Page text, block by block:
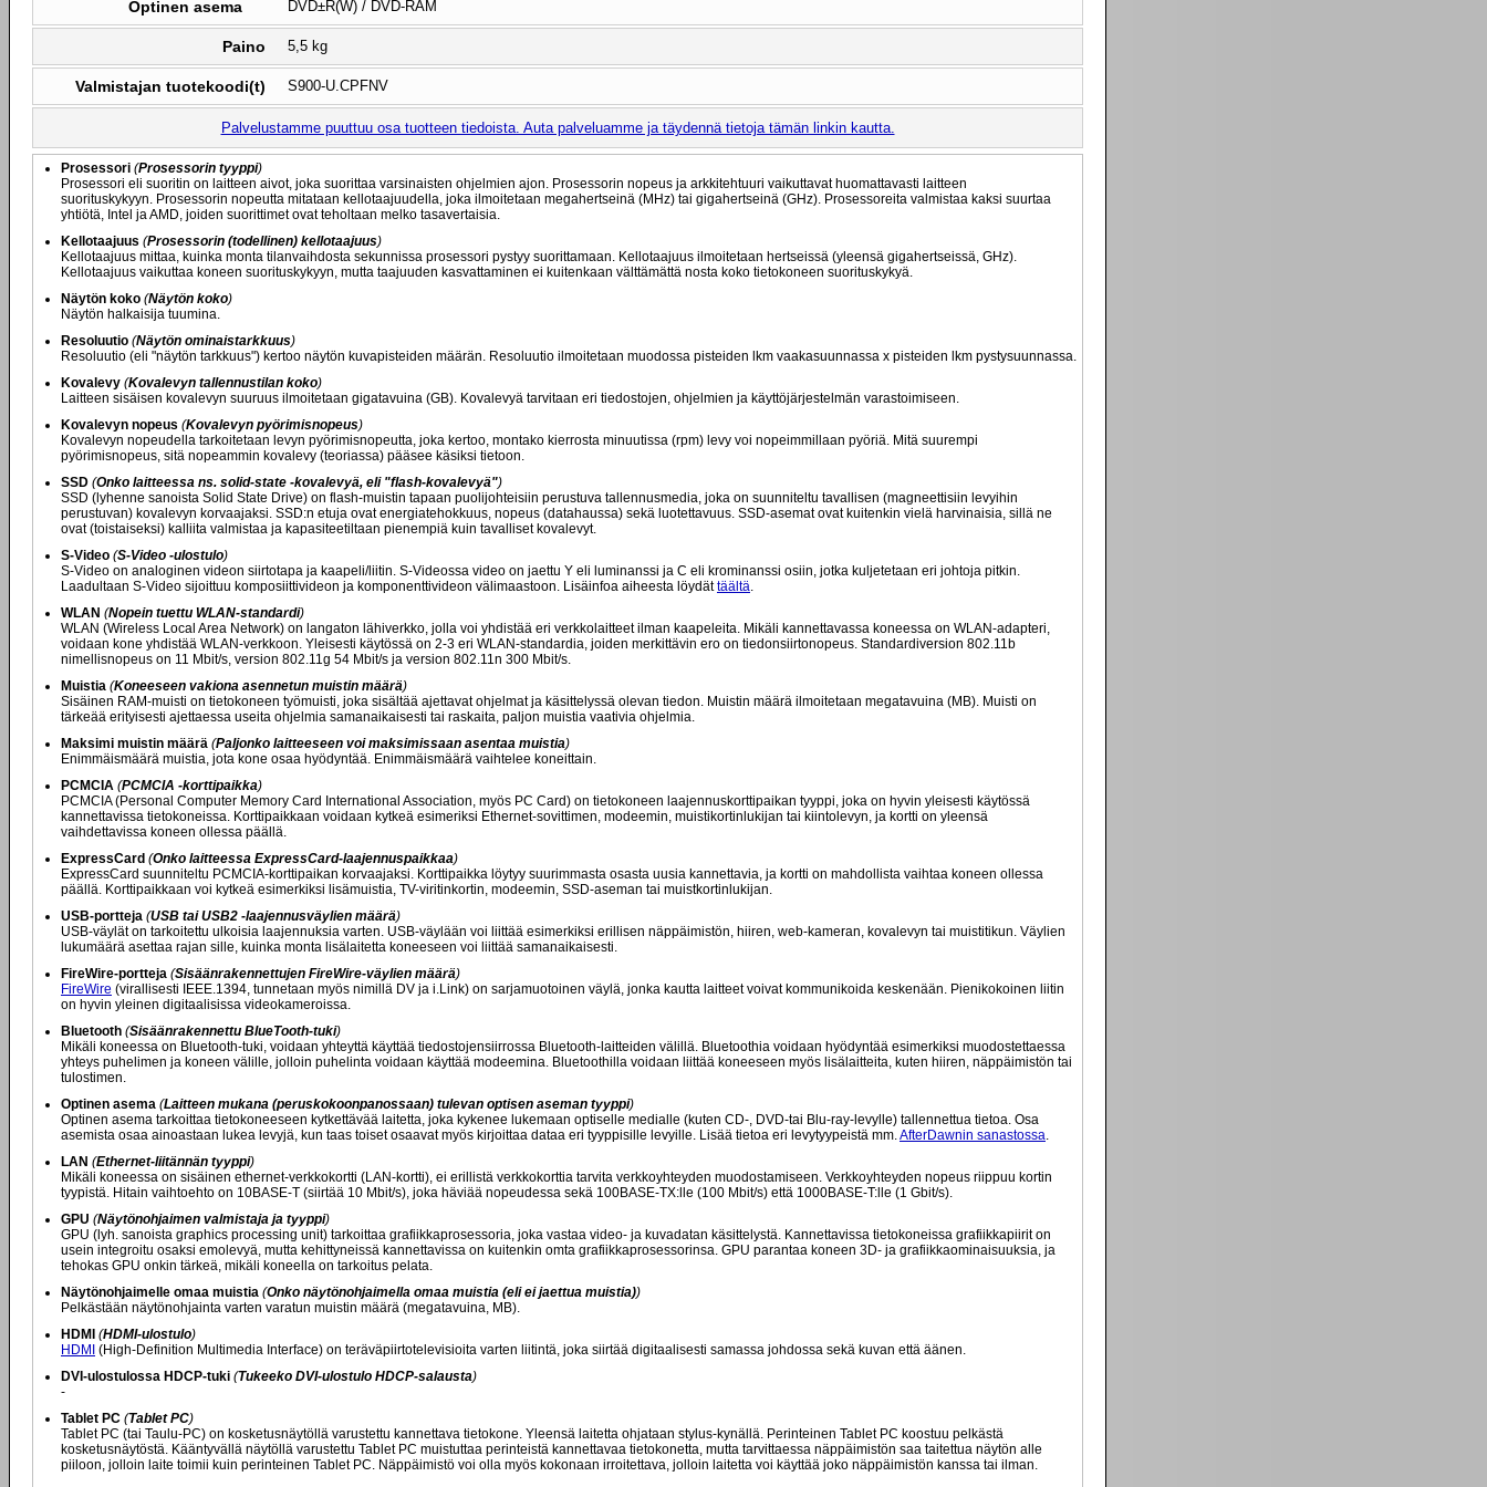
Optinen asema DVD±R(W) / DVD-RAM
Paino 5,5 kg
Valmistajan tuotekoodi(t) S900-U.CPFNV
Palvelustamme puuttuu osa tuotteen tiedoista. Auta palveluamme ja täydennä tietoja tämän linkin kautta.
Prosessori (Prosessorin tyyppi)
Prosessori eli suoritin on laitteen aivot, joka suorittaa varsinaisten ohjelmien ajon. Prosessorin nopeus ja arkkitehtuuri vaikuttavat huomattavasti laitteen
suorituskykyyn. Prosessorin nopeutta mitataan kellotaajuudella, joka ilmoitetaan megahertseinä (MHz) tai gigahertseinä (GHz). Prosessoreita valmistaa kaksi suurtaa
yhtiötä, Intel ja AMD, joiden suorittimet ovat teholtaan melko tasavertaisia.
Kellotaajuus (Prosessorin (todellinen) kellotaajuus)
Kellotaajuus mittaa, kuinka monta tilanvaihdosta sekunnissa prosessori pystyy suorittamaan. Kellotaajuus ilmoitetaan hertseissä (yleensä gigahertseissä, GHz).
Kellotaajuus vaikuttaa koneen suorituskykyyn, mutta taajuuden kasvattaminen ei kuitenkaan välttämättä nosta koko tietokoneen suorituskykyä.
Näytön koko (Näytön koko)
Näytön halkaisija tuumina.
Resoluutio (Näytön ominaistarkkuus)
Resoluutio (eli "näytön tarkkuus") kertoo näytön kuvapisteiden määrän. Resoluutio ilmoitetaan muodossa pisteiden lkm vaakasuunnassa x pisteiden lkm pystysuunnassa.
Kovalevy (Kovalevyn tallennustilan koko)
Laitteen sisäisen kovalevyn suuruus ilmoitetaan gigatavuina (GB). Kovalevyä tarvitaan eri tiedostojen, ohjelmien ja käyttöjärjestelmän varastoimiseen.
Kovalevyn nopeus (Kovalevyn pyörimisnopeus)
Kovalevyn nopeudella tarkoitetaan levyn pyörimisnopeutta, joka kertoo, montako kierrosta minuutissa (rpm) levy voi nopeimmillaan pyöriä. Mitä suurempi
pyörimisnopeus, sitä nopeammin kovalevy (teoriassa) pääsee käsiksi tietoon.
SSD (Onko laitteessa ns. solid-state -kovalevyä, eli "flash-kovalevyä")
SSD (lyhenne sanoista Solid State Drive) on flash-muistin tapaan puolijohteisiin perustuva tallennusmedia, joka on suunniteltu tavallisen (magneettisiin levyihin
perustuvan) kovalevyn korvaajaksi. SSD:n etuja ovat energiatehokkuus, nopeus (datahaussa) sekä luotettavuus. SSD-asemat ovat kuitenkin vielä harvinaisia, sillä ne
ovat (toistaiseksi) kalliita valmistaa ja kapasiteetiltaan pienempiä kuin tavalliset kovalevyt.
S-Video (S-Video -ulostulo)
S-Video on analoginen videon siirtotapa ja kaapeli/liitin. S-Videossa video on jaettu Y eli luminanssi ja C eli krominanssi osiin, jotka kuljetetaan eri johtoja pitkin.
Laadultaan S-Video sijoittuu komposiittivideon ja komponenttivideon välimaastoon. Lisäinfoa aiheesta löydättäältä.
WLAN (Nopein tuettu WLAN-standardi)
WLAN (Wireless Local Area Network) on langaton lähiverkko, jolla voi yhdistää eri verkkolaitteet ilman kaapeleita. Mikäli kannettavassa koneessa on WLAN-adapteri,
voidaan kone yhdistää WLAN-verkkoon. Yleisesti käytössä on 2-3 eri WLAN-standardia, joiden merkittävin ero on tiedonsiirtonopeus. Standardiversion 802.11b
nimellisnopeus on 11 Mbit/s, version 802.11g 54 Mbit/s ja version 802.11n 300 Mbit/s.
Muistia (Koneeseen vakiona asennetun muistin määrä)
Sisäinen RAM-muisti on tietokoneen työmuisti, joka sisältää ajettavat ohjelmat ja käsittelyssä olevan tiedon. Muistin määrä ilmoitetaan megatavuina (MB). Muisti on
tärkeää erityisesti ajettaessa useita ohjelmia samanaikaisesti tai raskaita, paljon muistia vaativia ohjelmia.
Maksimi muistin määrä (Paljonko laitteeseen voi maksimissaan asentaa muistia)
Enimmäismäärä muistia, jota kone osaa hyödyntää. Enimmäismäärä vaihtelee koneittain.
PCMCIA (PCMCIA -korttipaikka)
PCMCIA (Personal Computer Memory Card International Association, myös PC Card) on tietokoneen laajennuskorttipaikan tyyppi, joka on hyvin yleisesti käytössä
kannettavissa tietokoneissa. Korttipaikkaan voidaan kytkeä esimeriksi Ethernet-sovittimen, modeemin, muistikortinlukijan tai kiintolevyn, ja kortti on yleensä
vaihdettavissa koneen ollessa päällä.
ExpressCard (Onko laitteessa ExpressCard-laajennuspaikkaa)
ExpressCard suunniteltu PCMCIA-korttipaikan korvaajaksi. Korttipaikka löytyy suurimmasta osasta uusia kannettavia, ja kortti on mahdollista vaihtaa koneen ollessa
päällä. Korttipaikkaan voi kytkeä esimerkiksi lisämuistia, TV-viritinkortin, modeemin, SSD-aseman tai muistkortinlukijan.
USB-portteja (USB tai USB2 -laajennusväylien määrä)
USB-väylät on tarkoitettu ulkoisia laajennuksia varten. USB-väylään voi liittää esimerkiksi erillisen näppäimistön, hiiren, web-kameran, kovalevyn tai muistitikun. Väylien
lukumäärä asettaa rajan sille, kuinka monta lisälaitetta koneeseen voi liittää samanaikaisesti.
FireWire-portteja (Sisäänrakennettujen FireWire-väylien määrä)
FireWire (virallisesti IEEE.1394, tunnetaan myös nimillä DV ja i.Link) on sarjamuotoinen väylä, jonka kautta laitteet voivat kommunikoida keskenään. Pienikokoinen liitin
on hyvin yleinen digitaalisissa videokameroissa.
Bluetooth (Sisäänrakennettu BlueTooth-tuki)
Mikäli koneessa on Bluetooth-tuki, voidaan yhteyttä käyttää tiedostojensiirrossa Bluetooth-laitteiden välillä. Bluetoothia voidaan hyödyntää esimerkiksi muodostettaessa
yhteys puhelimen ja koneen välille, jolloin puhelinta voidaan käyttää modeemina. Bluetoothilla voidaan liittää koneeseen myös lisälaitteita, kuten hiiren, näppäimistön tai
tulostimen.
Optinen asema (Laitteen mukana (peruskokoonpanossaan) tulevan optisen aseman tyyppi)
Optinen asema tarkoittaa tietokoneeseen kytkettävää laitetta, joka kykenee lukemaan optiselle medialle (kuten CD-, DVD-tai Blu-ray-levylle) tallennettua tietoa. Osa
asemista osaa ainoastaan lukea levyjä, kun taas toiset osaavat myös kirjoittaa dataa eri tyyppisille levyille. Lisää tietoa eri levytyypeistä mm.AfterDawnin sanastossa.
LAN (Ethernet-liitännän tyyppi)
Mikäli koneessa on sisäinen ethernet-verkkokortti (LAN-kortti), ei erillistä verkkokorttia tarvita verkkoyhteyden muodostamiseen. Verkkoyhteyden nopeus riippuu kortin
tyypistä. Hitain vaihtoehto on 10BASE-T (siirtää 10 Mbit/s), joka häviää nopeudessa sekä 100BASE-TX:lle (100 Mbit/s) että 1000BASE-T:lle (1 Gbit/s).
GPU (Näytönohjaimen valmistaja ja tyyppi)
GPU (lyh. sanoista graphics processing unit) tarkoittaa grafiikkaprosessoria, joka vastaa video- ja kuvadatan käsittelystä. Kannettavissa tietokoneissa grafiikkapiirit on
usein integroitu osaksi emolevyä, mutta kehittyneissä kannettavissa on kuitenkin omta grafiikkaprosessorinsa. GPU parantaa koneen 3D- ja grafiikkaominaisuuksia, ja
tehokas GPU onkin tärkeä, mikäli koneella on tarkoitus pelata.
Näytönohjaimelle omaa muistia (Onko näytönohjaimella omaa muistia (eli ei jaettua muistia))
Pelkästään näytönohjainta varten varatun muistin määrä (megatavuina, MB).
HDMI (HDMI-ulostulo)
HDMI (High-Definition Multimedia Interface) on teräväpiirtotelevisioita varten liitintä, joka siirtää digitaalisesti samassa johdossa sekä kuvan että äänen.
DVI-ulostulossa HDCP-tuki (Tukeeko DVI-ulostulo HDCP-salausta)
-
Tablet PC (Tablet PC)
Tablet PC (tai Taulu-PC) on kosketusnäytöllä varustettu kannettava tietokone. Yleensä laitetta ohjataan stylus-kynällä. Perinteinen Tablet PC koostuu pelkästä
kosketusnäytöstä. Kääntyvällä näytöllä varustettu Tablet PC muistuttaa perinteistä kannettavaa tietokonetta, mutta tarvittaessa näppäimistön saa taitettua näytön alle
piiloon, jolloin laite toimii kuin perinteinen Tablet PC. Näppäimistö voi olla myös kokonaan irroitettava, jolloin laitetta voi käyttää joko näppäimistön kanssa tai ilman.